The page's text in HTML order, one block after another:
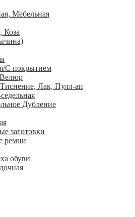
Мебельная
Коза
С покрытием
Лак, Пулл-ап
Дубление
заготовки
ремни
обуви